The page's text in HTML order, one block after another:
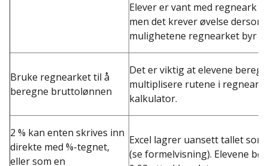
Elever er vant med regneark
men det krever øvelse
mulighetene regnearket byr
Bruke regnearket til å
beregne bruttolønnen
Det er viktig at elevene
multiplisere rutene i
kalkulator.
2 % kan enten skrives inn
direkte med %-tegnet,
eller som en
Excel lagrer uansett tallet
(se formelvisning). Elevene